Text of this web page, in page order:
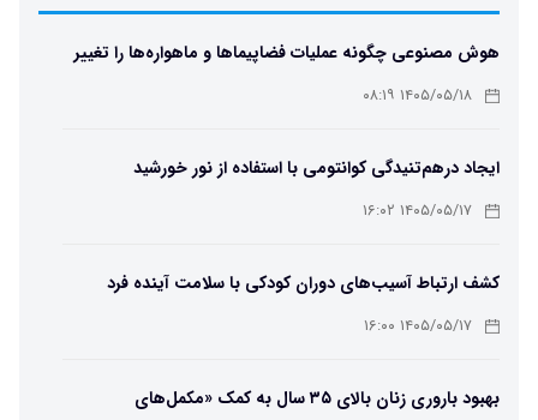
هوش مصنوعی چگونه عملیات فضاپیماها و ماهواره‌ها را تغییر
می‌دهد؟
۱۴۰۵/۰۵/۱۸ ۰۸:۱۹
ایجاد درهم‌تنیدگی کوانتومی با استفاده از نور خورشید
۱۴۰۵/۰۵/۱۷ ۱۶:۰۲
کشف ارتباط آسیب‌های دوران کودکی با سلامت آینده فرد
۱۴۰۵/۰۵/۱۷ ۱۶:۰۰
بهبود باروری زنان بالای ۳۵ سال به کمک «مکمل‌های